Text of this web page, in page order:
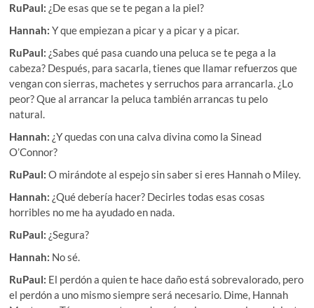
RuPaul: ¿De esas que se te pegan a la piel?
Hannah:Y que empiezan a picar y a picar y a picar.
RuPaul: ¿Sabes qué pasa cuando una peluca se te pega a la
cabeza? Después, para sacarla, tienes que llamar refuerzos que
vengan con sierras, machetes y serruchos para arrancarla. ¿Lo
peor? Que al arrancar la peluca también arrancas tu pelo
natural.
Hannah: ¿Y quedas con una calva divina como la Sinead
O’Connor?
RuPaul:O mirándote al espejo sin saber si eres Hannah o Miley.
Hannah: ¿Qué debería hacer? Decirles todas esas cosas
horribles no me ha ayudado en nada.
RuPaul: ¿Segura?
Hannah: No sé.
RuPaul: El perdón a quien te hace daño está sobrevalorado, pero
el perdón a uno mismo siempre será necesario. Dime, Hannah